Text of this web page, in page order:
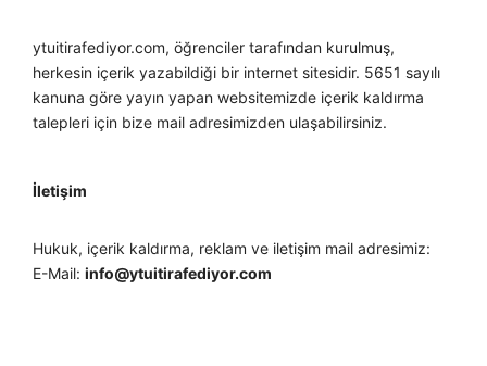
ytuitirafediyor.com, öğrenciler tarafından kurulmuş,
herkesin içerik yazabildiği bir internet sitesidir. 5651 sayılı
kanuna göre yayın yapan websitemizde içerik kaldırma
talepleri için bize mail adresimizden ulaşabilirsiniz.
İletişim
Hukuk, içerik kaldırma, reklam ve iletişim mail adresimiz:
E-Mail: info@ytuitirafediyor.com